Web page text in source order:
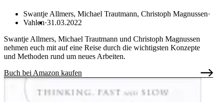
Swantje Allmers, Michael Trautmann, Christoph Magnussen
Vahlen 31.03.2022
Swantje Allmers, Michael Trautmann und Christoph Magnussen
nehmen euch mit auf eine Reise durch die wichtigsten Konzepte
und Methoden rund um neues Arbeiten.
Buch bei Amazon kaufen